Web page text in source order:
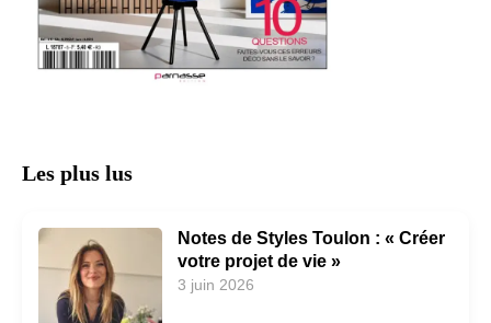
Les plus lus
Notes de Styles Toulon : « Créer
votre projet de vie »
3 juin 2026